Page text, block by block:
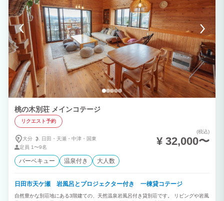
桃の木別荘 メインコテージ
リクエスト予約
大分 日田・ 天瀬・ 中津・ 国東
定員 1〜9名
(税込)
¥ 32,000〜
バーベキュー 温泉付き 大人数
日田市天ケ瀬 岩風呂とプロジェクター付き 一棟貸コテージ
自然豊かな別荘地にある3階建ての、天然温泉岩風呂付き貸別荘です。 リビングや岩風